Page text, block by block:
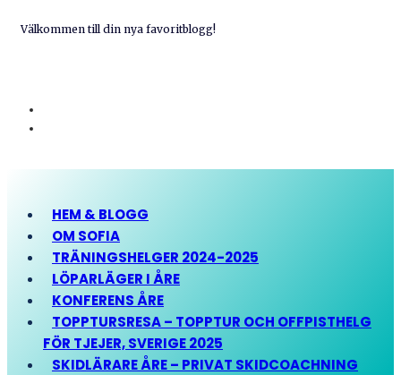
Välkommen till din nya favoritblogg!
HEM & BLOGG
OM SOFIA
TRÄNINGSHELGER 2024-2025
LÖPARLÄGER I ÅRE
KONFERENS ÅRE
TOPPTURSRESA – TOPPTUR OCH OFFPISTHELG
FÖR TJEJER, SVERIGE 2025
SKIDLÄRARE ÅRE – PRIVAT SKIDCOACHNING